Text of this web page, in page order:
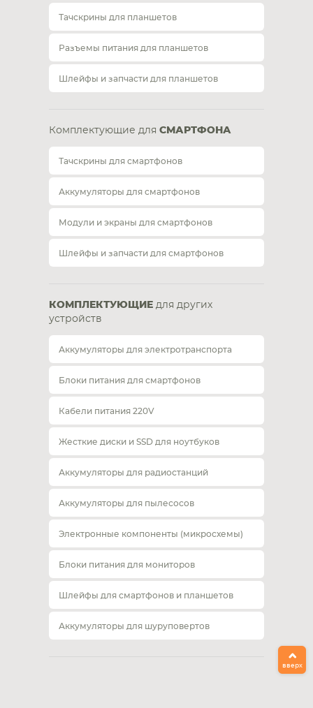
Тачскрины для планшетов
Разъемы питания для планшетов
Шлейфы и запчасти для планшетов
Комплектующие для СМАРТФОНА
Тачскрины для смартфонов
Аккумуляторы для смартфонов
Модули и экраны для смартфонов
Шлейфы и запчасти для смартфонов
КОМПЛЕКТУЮЩИЕ для других
устройств
Аккумуляторы для электротранспорта
Блоки питания для смартфонов
Кабели питания 220V
Жесткие диски и SSD для ноутбуков
Аккумуляторы для радиостанций
Аккумуляторы для пылесосов
Электронные компоненты (микросхемы)
Блоки питания для мониторов
Шлейфы для смартфонов и планшетов
Аккумуляторы для шуруповертов
вверх